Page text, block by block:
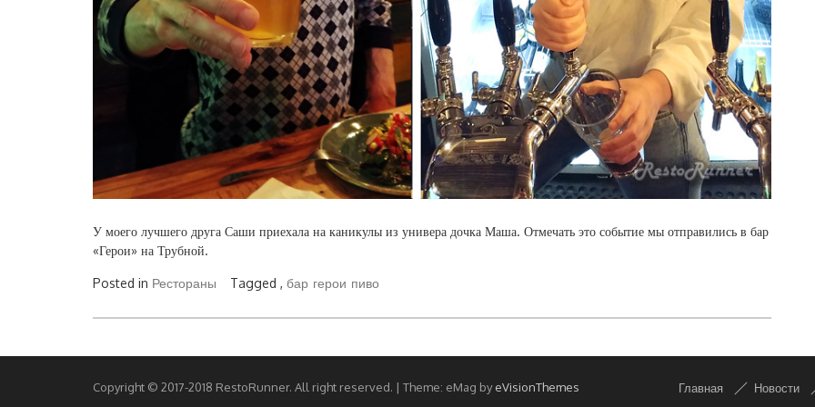
У моего лучшего друга Саши приехала на каникулы из универа дочка Маша. Отмечать это событие мы отправились в бар
«Герои» на Трубной.
Posted in Рестораны Tagged , бар герои пиво
Copyright © 2017-2018 RestoRunner. All right reserved. | Theme: eMag byeVisionThemes Главная Новости